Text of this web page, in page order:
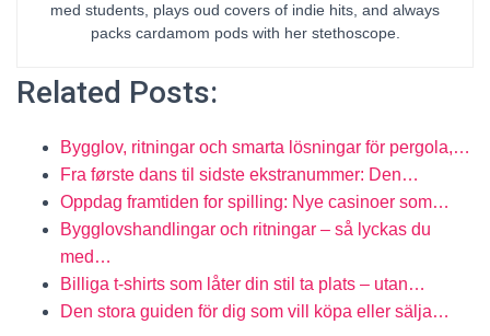
med students, plays oud covers of indie hits, and always
packs cardamom pods with her stethoscope.
Related Posts:
Bygglov, ritningar och smarta lösningar för pergola,…
Fra første dans til sidste ekstranummer: Den…
Oppdag framtiden for spilling: Nye casinoer som…
Bygglovshandlingar och ritningar – så lyckas du
med…
Billiga t-shirts som låter din stil ta plats – utan…
Den stora guiden för dig som vill köpa eller sälja…